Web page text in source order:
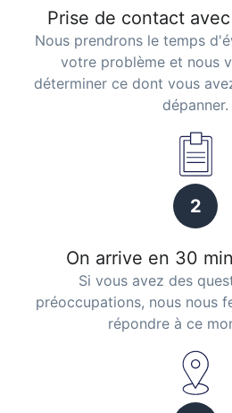
Prise de contact
Nous prendrons le temps
votre problème et nous
déterminer ce dont vous
dépanner.
2
On arrive en 30
Si vous avez des
préoccupations, nous nous
répondre à ce